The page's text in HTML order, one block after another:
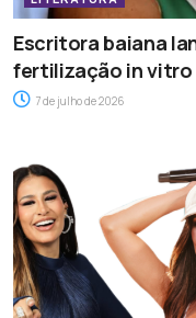
Escritora baiana
fertilização in vitro
7 de julho de 2026